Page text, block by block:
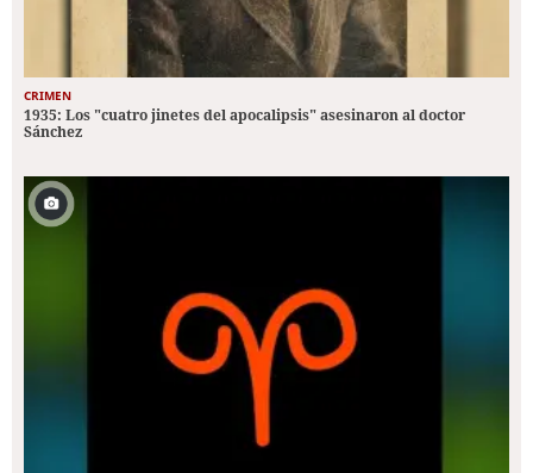
CRIMEN
1935: Los "cuatro jinetes del apocalipsis" asesinaron al doctor
Sánchez